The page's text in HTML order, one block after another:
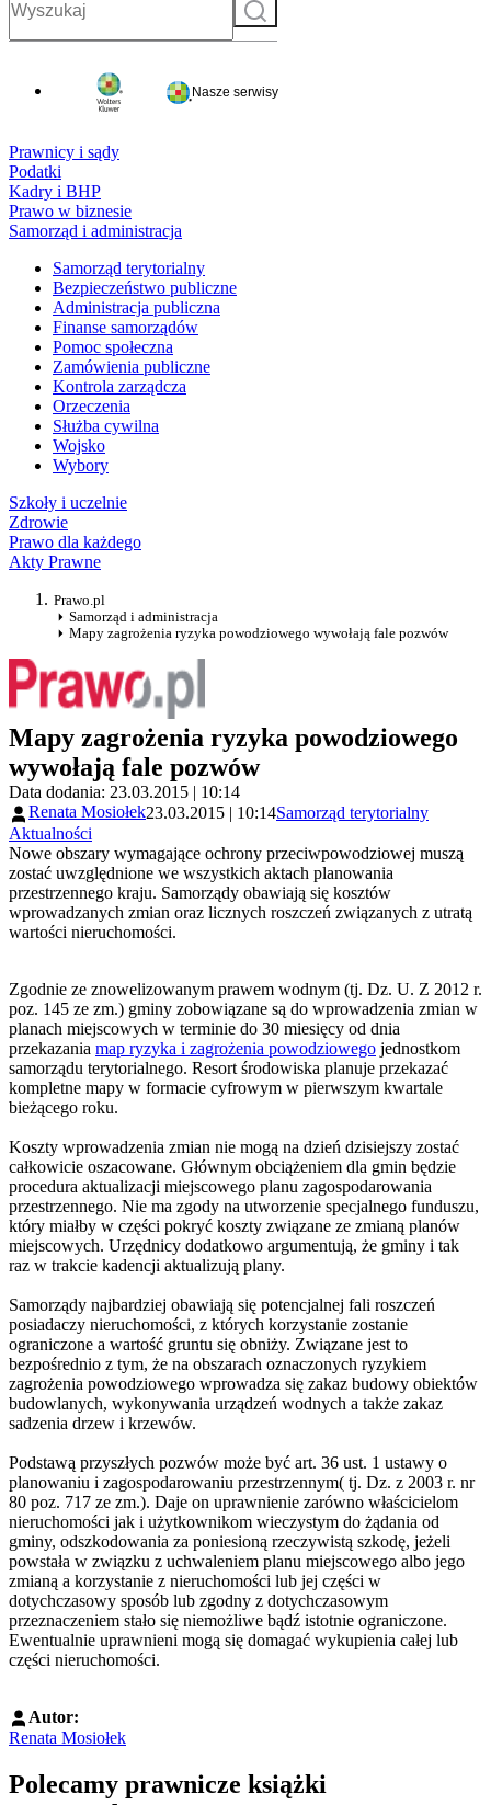
Szukaj
Nasze serwisy
Prawnicy i sądy
Podatki
Kadry i BHP
Prawo w biznesie
Samorząd i administracja
Samorząd terytorialny
Bezpieczeństwo publiczne
Administracja publiczna
Finanse samorządów
Pomoc społeczna
Zamówienia publiczne
Kontrola zarządcza
Orzeczenia
Służba cywilna
Wojsko
Wybory
Szkoły i uczelnie
Zdrowie
Prawo dla każdego
Akty Prawne
Prawo.pl
Samorząd i administracja
Mapy zagrożenia ryzyka powodziowego wywołają fale pozwów
Mapy zagrożenia ryzyka powodziowego
wywołają fale pozwów
Data dodania: 23.03.2015 | 10:14
Renata Mosiołek23.03.2015 | 10:14Samorząd terytorialny
Aktualności
Nowe obszary wymagające ochrony przeciwpowodziowej muszą
zostać uwzględnione we wszystkich aktach planowania
przestrzennego kraju. Samorządy obawiają się kosztów
wprowadzanych zmian oraz licznych roszczeń związanych z utratą
wartości nieruchomości.
Zgodnie ze znowelizowanym prawem wodnym (tj. Dz. U. Z 2012 r.
poz. 145 ze zm.) gminy zobowiązane są do wprowadzenia zmian w
planach miejscowych w terminie do 30 miesięcy od dnia
przekazania map ryzyka i zagrożenia powodziowego jednostkom
samorządu terytorialnego. Resort środowiska planuje przekazać
kompletne mapy w formacie cyfrowym w pierwszym kwartale
bieżącego roku.
Koszty wprowadzenia zmian nie mogą na dzień dzisiejszy zostać
całkowicie oszacowane. Głównym obciążeniem dla gmin będzie
procedura aktualizacji miejscowego planu zagospodarowania
przestrzennego. Nie ma zgody na utworzenie specjalnego funduszu,
który miałby w części pokryć koszty związane ze zmianą planów
miejscowych. Urzędnicy dodatkowo argumentują, że gminy i tak
raz w trakcie kadencji aktualizują plany.
Samorządy najbardziej obawiają się potencjalnej fali roszczeń
posiadaczy nieruchomości, z których korzystanie zostanie
ograniczone a wartość gruntu się obniży. Związane jest to
bezpośrednio z tym, że na obszarach oznaczonych ryzykiem
zagrożenia powodziowego wprowadza się zakaz budowy obiektów
budowlanych, wykonywania urządzeń wodnych a także zakaz
sadzenia drzew i krzewów.
Podstawą przyszłych pozwów może być art. 36 ust. 1 ustawy o
planowaniu i zagospodarowaniu przestrzennym( tj. Dz. z 2003 r. nr
80 poz. 717 ze zm.). Daje on uprawnienie zarówno właścicielom
nieruchomości jak i użytkownikom wieczystym do żądania od
gminy, odszkodowania za poniesioną rzeczywistą szkodę, jeżeli
powstała w związku z uchwaleniem planu miejscowego albo jego
zmianą a korzystanie z nieruchomości lub jej części w
dotychczasowy sposób lub zgodny z dotychczasowym
przeznaczeniem stało się niemożliwe bądź istotnie ograniczone.
Ewentualnie uprawnieni mogą się domagać wykupienia całej lub
części nieruchomości.
Autor:
Renata Mosiołek
Polecamy prawnicze książki